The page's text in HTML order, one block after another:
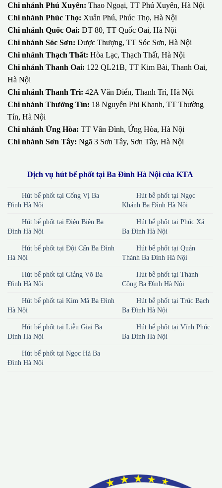
Chi nhánh Gia Lâm:QL5, Trâu Qùy, Gia Lâm, Hà Nội
Chi nhánh Hoài Đức:59 Song Phương, Hoài Đức, Hà Nội
Chi nhánh Mê Linh:82 Đại Thịnh, Mê Linh, Hà Nội
Chi nhánh Mỹ Đức: TT Đại Nghĩa, Mỹ Đức Hà Nội
Chi nhánh Phú Xuyên:Thao Ngoại, TT Phú Xuyên, Hà Nội
Chi nhánh Phúc Thọ:Xuân Phú, Phúc Thọ, Hà Nội
Chi nhánh Quốc Oai:
Chi nhánh Sóc Sơn:Dược Thượng, TT Sóc Sơn, Hà Nội
Chi nhánh Thạch Thất:Hòa Lạc, Thạch Thất, Hà Nội
Chi nhánh Thanh Oai:
Hà Nội
Chi nhánh Thanh Trì:42A Văn Điển, Thanh Trì, Hà Nội
Chi nhánh Ứng Hòa: TT Vân Đình, Ứng Hòa, Hà Nội
Chi nhánh Sơn Tây:Ngã 3 Sơn Tây, Sơn Tây, Hà Nội
Dịch vụ hút bể phốt tại Ba Đình Hà Nội của KTA
Hút bể phốt tại Cống Vị Ba
Đình Hà Nội
Hút bể phốt tại Ngọc
Khánh Ba Đình Hà Nội
Hút bể phốt tại Điện Biên Ba
Đình Hà Nội
Hút bể phốt tại Phúc Xá
Ba Đình Hà Nội
Hút bể phốt tại Đội Cấn Ba Đình
Hà Nội
Hút bể phốt tại Quán
Thánh Ba Đình Hà Nội
Hút bể phốt tại Giảng Võ Ba
Đình Hà Nội
Hút bể phốt tại Thành
Công Ba Đình Hà Nội
Hút bể phốt tại Kim Mã Ba Đình
Hà Nội